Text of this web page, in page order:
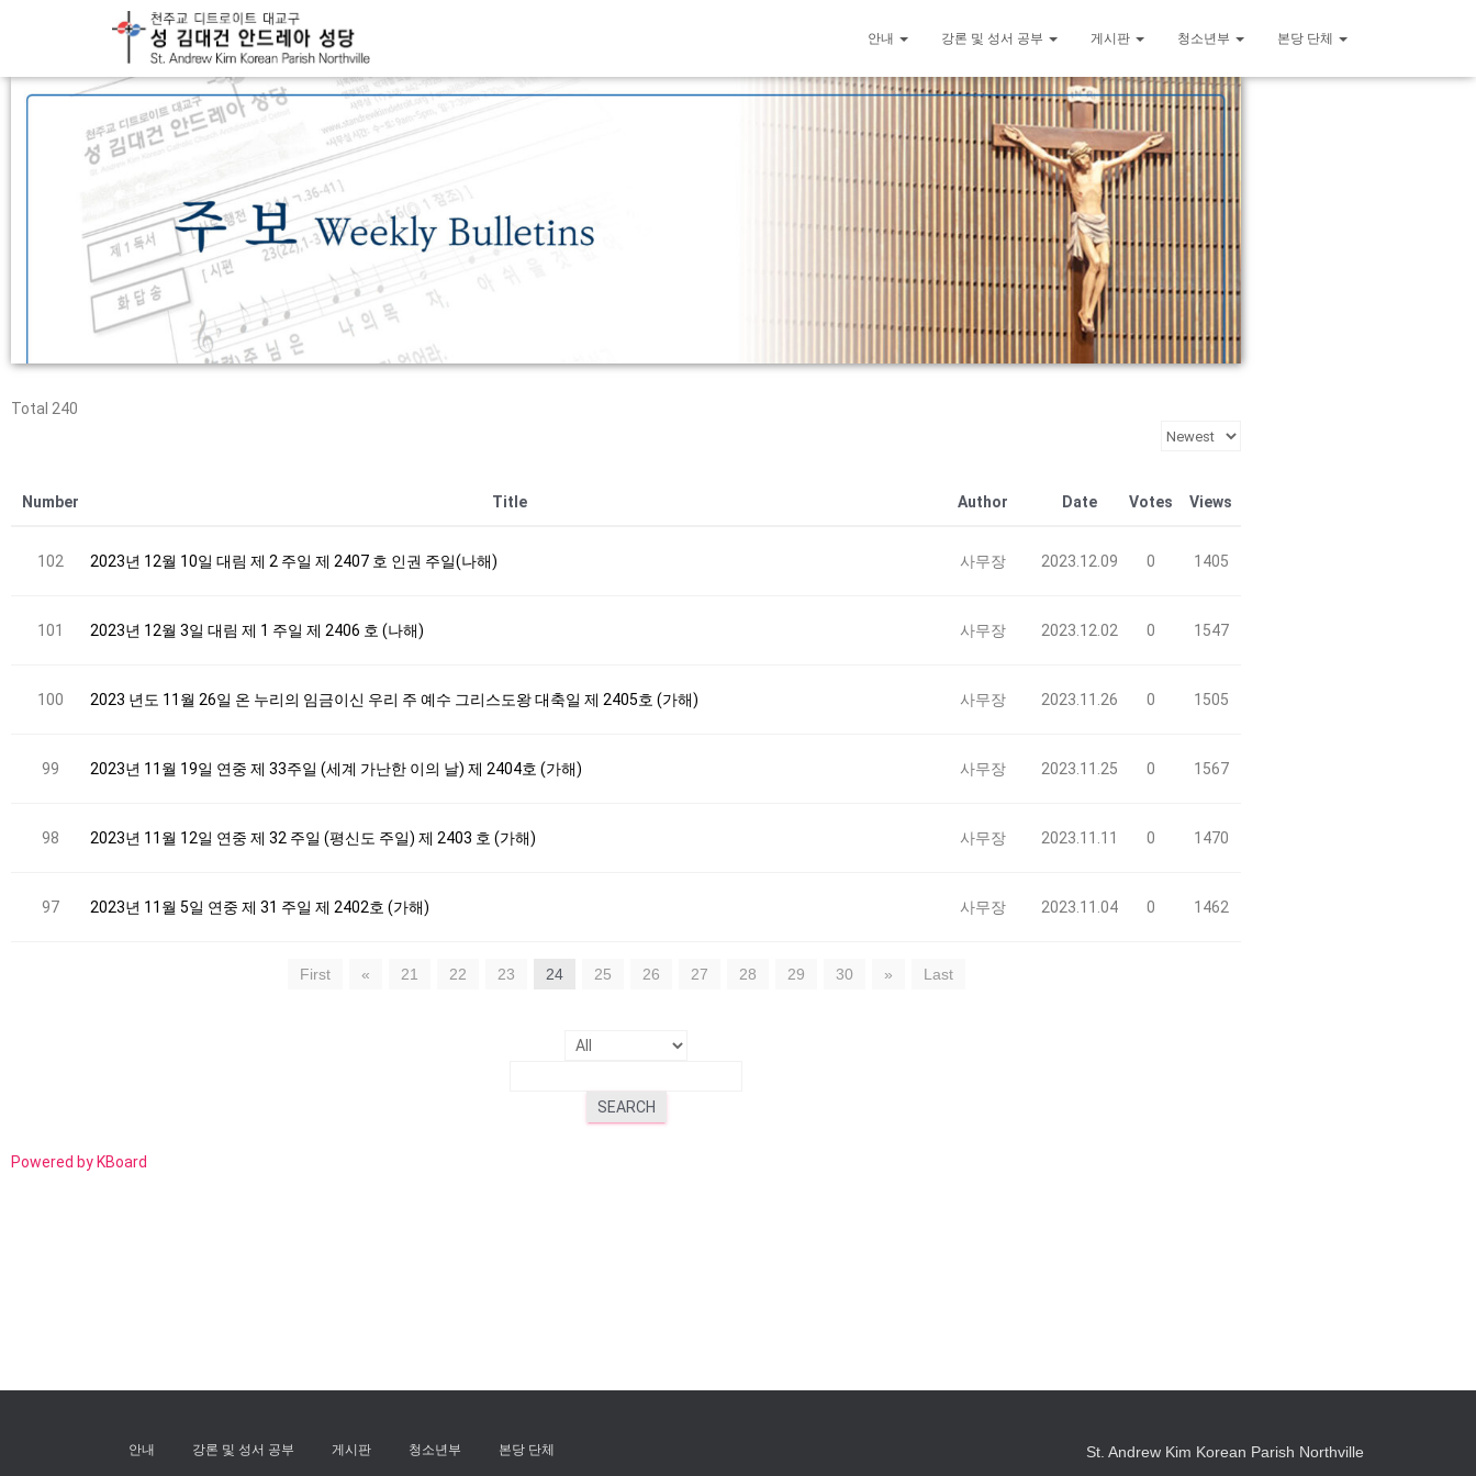
안내 강론 및 성서 공부 게시판 청소년부 본당 단체
Total 240
Number Title Author Date Votes Views
102 2023년 12월 10일 대림 제 2 주일 제 2407 호 인권 주일(나해) 사무장 2023.12.09 0 1405
101 2023년 12월 3일 대림 제 1 주일 제 2406 호 (나해) 사무장 2023.12.02 0 1547
100 2023 년도 11월 26일 온 누리의 임금이신 우리 주 예수 그리스도왕 대축일 제 2405호 (가해) 사무장 2023.11.26 0 1505
99 2023년 11월 19일 연중 제 33주일 (세계 가난한 이의 날) 제 2404호 (가해) 사무장 2023.11.25 0 1567
98 2023년 11월 12일 연중 제 32 주일 (평신도 주일) 제 2403 호 (가해) 사무장 2023.11.11 0 1470
97 2023년 11월 5일 연중 제 31 주일 제 2402호 (가해) 사무장 2023.11.04 0 1462
First « 21 22 23 24 25 26 27 28 29 30 » Last
SEARCH
Powered by KBoard
안내 강론 및 성서 공부 게시판 청소년부 본당 단체 St. Andrew Kim Korean Parish Northville